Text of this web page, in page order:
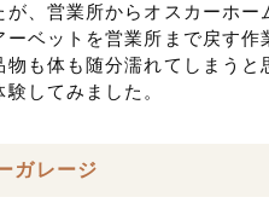
が、営業所からオスカーホ
ーベットを営業所まで戻す
も体も随分濡れてしまう
してみました。
ガレージ